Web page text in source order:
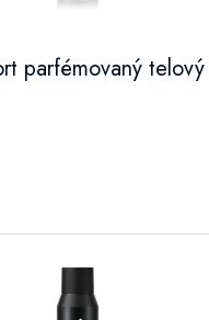
parfémovaný